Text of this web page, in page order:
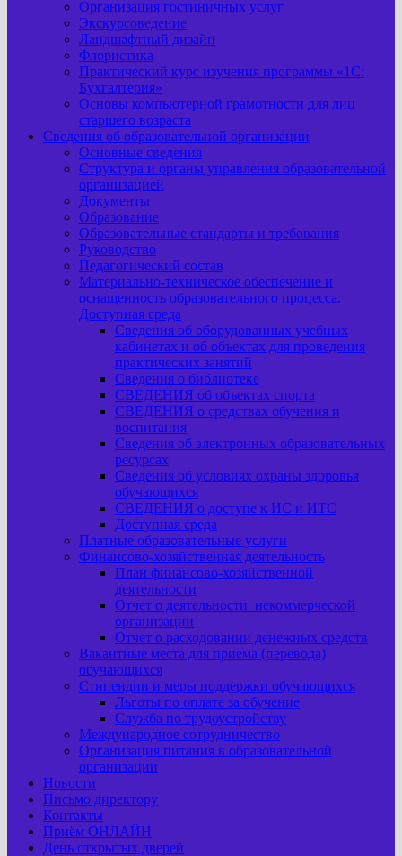
Организация гостиничных услуг
Экскурсоведение
Ландшафтный дизайн
Флористика
Практический курс изучения программы «1С:
Бухгалтерия»
Основы компьютерной грамотности для лиц
старшего возраста
Сведения об образовательной организации
Основные сведения
Структура и органы управления образовательной
организацией
Документы
Образование
Образовательные стандарты и требования
Руководство
Педагогический состав
Материально-техническое обеспечение и
оснащенность образовательного процесса.
Доступная среда
Сведения об оборудованных учебных
кабинетах и об объектах для проведения
практических занятий
Сведения о библиотеке
СВЕДЕНИЯ об объектах спорта
СВЕДЕНИЯ о средствах обучения и
воспитания
Сведения об электронных образовательных
ресурсах
Сведения об условиях охраны здоровья
обучающихся
СВЕДЕНИЯ о доступе к ИС и ИТС
Доступная среда
Платные образовательные услуги
Финансово-хозяйственная деятельность
План финансово-хозяйственной
деятельности
Отчет о деятельности некоммерческой
организации
Отчет о расходовании денежных средств
Вакантные места для приема (перевода)
обучающихся
Стипендии и меры поддержки обучающихся
Льготы по оплате за обучение
Служба по трудоустройству
Международное сотрудничество
Организация питания в образовательной
организации
Новости
Письмо директору
Контакты
Приём ОНЛАЙН
День открытых дверей